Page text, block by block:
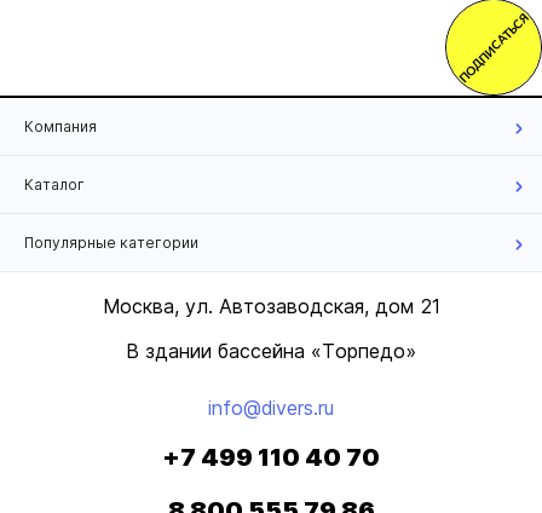
ПОДПИСАТЬСЯ
Компания
Каталог
Популярные категории
Москва, ул. Автозаводская, дом 21
В здании бассейна «Торпедо»
info@divers.ru
+7 499 110 40 70